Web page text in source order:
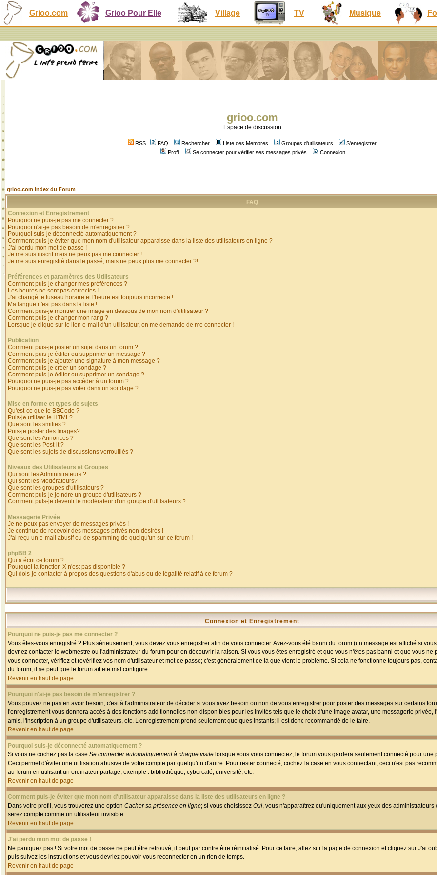
Grioo.com Grioo Pour Elle Village TV Musique
grioo.com
Espace de discussion
RSS FAQ Rechercher Liste des Membres Groupes d'utilisateurs
S'enregistrer
Profil
Se connecter pour vérifier ses messages privés Connexion
grioo.com Index du Forum
FAQ
Connexion et Enregistrement
Pourquoi ne puis-je pas me connecter ?
Pourquoi n'ai-je pas besoin de m'enregistrer ?
Pourquoi suis-je déconnecté automatiquement ?
Comment puis-je éviter que mon nom d'utilisateur apparaisse dans la liste des utilisateurs en ligne ?
J'ai perdu mon mot de passe !
Je me suis inscrit mais ne peux pas me connecter !
Je me suis enregistré dans le passé, mais ne peux plus me connecter ?!
Préférences et paramètres des Utilisateurs
Comment puis-je changer mes préférences ?
Les heures ne sont pas correctes !
J'ai changé le fuseau horaire et l'heure est toujours incorrecte !
Ma langue n'est pas dans la liste !
Comment puis-je montrer une image en dessous de mon nom d'utilisateur ?
Comment puis-je changer mon rang ?
Lorsque je clique sur le lien e-mail d'un utilisateur, on me demande de me connecter !
Publication
Comment puis-je poster un sujet dans un forum ?
Comment puis-je éditer ou supprimer un message ?
Comment puis-je ajouter une signature à mon message ?
Comment puis-je créer un sondage ?
Comment puis-je éditer ou supprimer un sondage ?
Pourquoi ne puis-je pas accéder à un forum ?
Pourquoi ne puis-je pas voter dans un sondage ?
Mise en forme et types de sujets
Qu'est-ce que le BBCode ?
Puis-je utiliser le HTML?
Que sont les smilies ?
Puis-je poster des Images?
Que sont les Annonces ?
Que sont les Post-it ?
Que sont les sujets de discussions verrouillés ?
Niveaux des Utilisateurs et Groupes
Qui sont les Administrateurs ?
Qui sont les Modérateurs?
Que sont les groupes d'utilisateurs ?
Comment puis-je joindre un groupe d'utilisateurs ?
Comment puis-je devenir le modérateur d'un groupe d'utilisateurs ?
Messagerie Privée
Je ne peux pas envoyer de messages privés !
Je continue de recevoir des messages privés non-désirés !
J'ai reçu un e-mail abusif ou de spamming de quelqu'un sur ce forum !
phpBB 2
Qui a écrit ce forum ?
Pourquoi la fonction X n'est pas disponible ?
Qui dois-je contacter à propos des questions d'abus ou de légalité relatif à ce forum ?
Connexion et Enregistrement
Pourquoi ne puis-je pas me connecter ?
Vous êtes-vous enregistré ? Plus sérieusement, vous devez vous enregistrer afin de vous connecter. Avez-vous été banni du forum (un message est affiché si
devriez contacter le webmestre ou l'administrateur du forum pour en découvrir la raison. Si vous vous êtes enregistré et que vous n'êtes pas banni et que vous ne
vous connecter, vérifiez et revérifiez vos nom d'utilisateur et mot de passe; c'est généralement de là que vient le problème. Si cela ne fonctionne toujours pas,
du forum; il se peut que le forum ait été mal configuré.
Revenir en haut de page
Pourquoi n'ai-je pas besoin de m'enregistrer ?
Vous pouvez ne pas en avoir besoin; c'est à l'administrateur de décider si vous avez besoin ou non de vous enregistrer pour poster des messages sur certains
l'enregistrement vous donnera accès à des fonctions additionnelles non-disponibles pour les invités tels que le choix d'une image avatar, une messagerie privée,
amis, l'inscription à un groupe d'utilisateurs, etc. L'enregistrement prend seulement quelques instants; il est donc recommandé de le faire.
Revenir en haut de page
Pourquoi suis-je déconnecté automatiquement ?
Si vous ne cochez pas la case Se connecter automatiquement à chaque visite lorsque vous vous connectez, le forum vous gardera seulement connecté pour une
Ceci permet d'éviter une utilisation abusive de votre compte par quelqu'un d'autre. Pour rester connecté, cochez la case en vous connectant; ceci n'est pas
au forum en utilisant un ordinateur partagé, exemple : bibliothèque, cybercafé, université, etc.
Revenir en haut de page
Comment puis-je éviter que mon nom d'utilisateur apparaisse dans la liste des utilisateurs en ligne ?
Dans votre profil, vous trouverez une option Cacher sa présence en ligne; si vous choisissez Oui, vous n'apparaîtrez qu'uniquement aux yeux des administrateurs
serez compté comme un utilisateur invisible.
Revenir en haut de page
J'ai perdu mon mot de passe !
Ne paniquez pas ! Si votre mot de passe ne peut être retrouvé, il peut par contre être réinitialisé. Pour ce faire, allez sur la page de connexion et cliquez sur J'ai
puis suivez les instructions et vous devriez pouvoir vous reconnecter en un rien de temps.
Revenir en haut de page